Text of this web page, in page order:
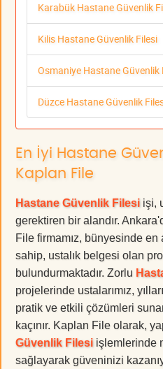
Karabük Hastane Güvenlik
Kilis Hastane Güvenlik Filesi
Osmaniye Hastane Güvenlik
Düzce Hastane Güvenlik
En İyi Hastane
Kaplan File
Hastane Güvenlik Filesi işi,
gerektiren bir alandır.
File firmamız, bünyesinde en
sahip, ustalık belgesi olan
bulundurmaktadır. Zorlu
projelerinde ustalarımız,
pratik ve etkili çözümleri
kaçınır. Kaplan File olarak,
Güvenlik Filesi işlemlerinde
sağlayarak güveninizi